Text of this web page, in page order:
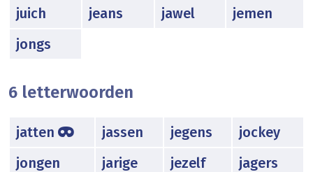
juich
jeans jawel
jemen
jongs
6 letterwoorden
jatten jassen jegens
jockey
jongen
jarige jezelf
jagers